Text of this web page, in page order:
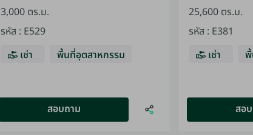
3,000 ตร.ม.
รหัส : E529
เช่า
พื้นที่อุตสาหกรรม
สอบถาม
25,600 ตร.ม.
รหัส : E381
เช่า
สอ